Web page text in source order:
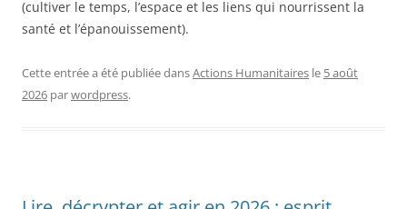
(cultiver le temps, l’espace et les liens qui nourrissent la
santé et l’épanouissement).
Cette entrée a été publiée dansActions Humanitaires le 5 août
2026 parwordpress.